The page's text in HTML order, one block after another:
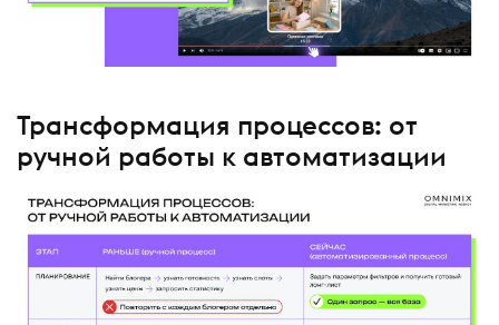
Трансформация процессов: от
ручной работы к автоматизации